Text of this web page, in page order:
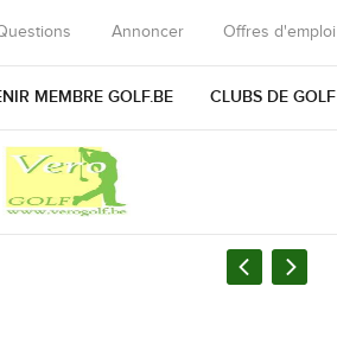
Annoncer Offres d'emploi
MEMBRE GOLF.BE CLUBS DE GOLF